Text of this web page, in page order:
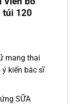
túi 120
mang thai
kiến bác sĩ
SỮA